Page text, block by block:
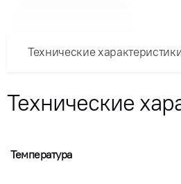
Технические
Технические
Температура